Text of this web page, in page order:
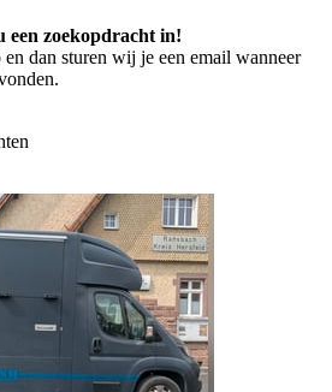
een zoekopdracht in!
dan sturen wij je een email wanneer